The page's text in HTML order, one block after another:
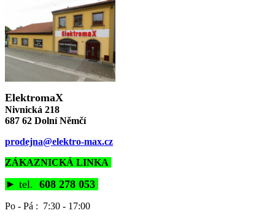
ElektromaX
Nivnická 218
687 62 Dolní Němčí
prodejna@elektro-max.cz
ZÁKAZNICKÁ LINKA
► tel. 608 278 053
Po - Pá : 7:30 - 17:00